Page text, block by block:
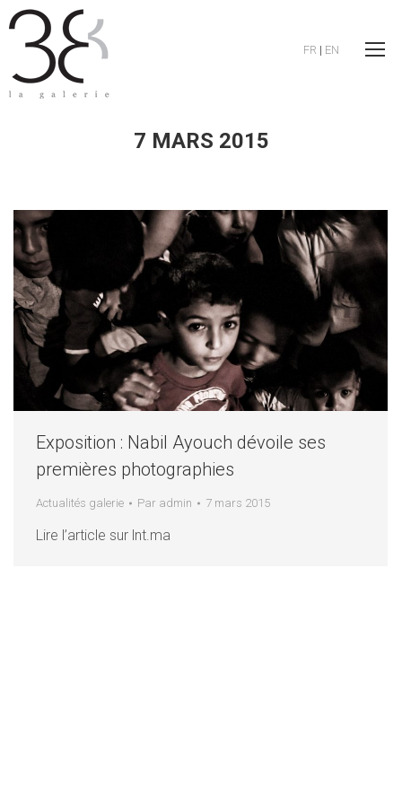
FR | EN
7 MARS 2015
Exposition : Nabil Ayouch dévoile ses
premières photographies
Actualités galerie Par admin 7 mars 2015
Lire l’article sur lnt.ma